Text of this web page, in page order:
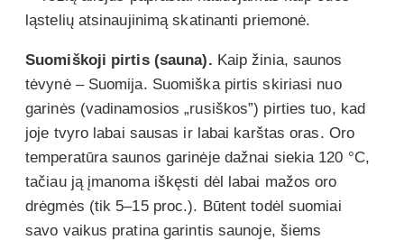
ląstelių atsinaujinimą skatinanti priemonė.
Suomiškoji pirtis (sauna). Kaip žinia, saunos
tėvynė – Suomija. Suomiška pirtis skiriasi nuo
garinės (vadinamosios „rusiškos”) pirties tuo, kad
joje tvyro labai sausas ir labai karštas oras. Oro
temperatūra saunos garinėje dažnai siekia 120 °C,
tačiau ją įmanoma iškęsti dėl labai mažos oro
drėgmės (tik 5–15 proc.). Būtent todėl suomiai
savo vaikus pratina garintis saunoje, šiems